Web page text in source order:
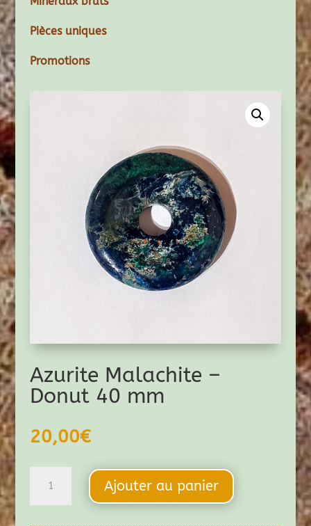
Pièces uniques
Promotions
Azurite Malachite –
Donut 40 mm
20,00€
Ajouter au panier